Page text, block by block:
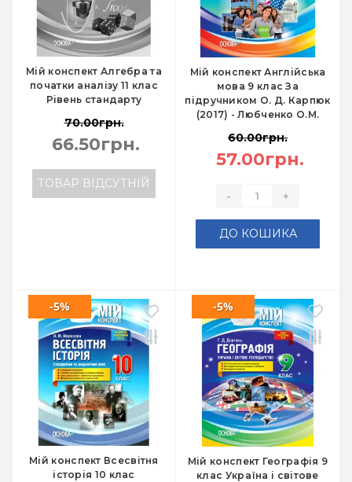
Мій конспект Алгебра та
початки аналізу 11 клас
Рівень стандарту
70.00грн.
66.50грн.
ТОВАР ВІДСУТНІЙ
Мій конспект Англійська
мова 9 клас За
підручником О. Д. Карпюк
(2017) - Любченко О.М.
60.00грн.
57.00грн.
- +
ДО КОШИКА
Мій конспект Всесвітня
історія 10 клас
-5%
Мій конспект Географія 9
клас Україна і світове
-5%